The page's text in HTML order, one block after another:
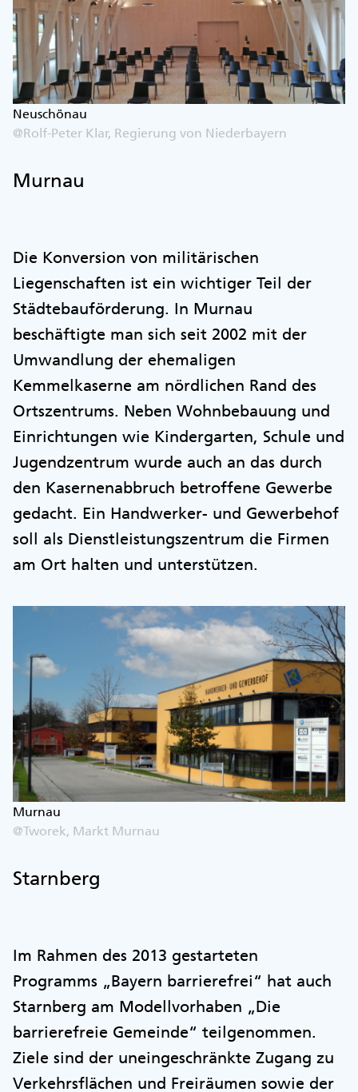
Neuschönau
@Rolf-Peter Klar, Regierung von Niederbayern
Murnau
Die Konversion von militärischen
Liegenschaften ist ein wichtiger Teil der
Städtebauförderung. In Murnau
beschäftigte man sich seit 2002 mit der
Umwandlung der ehemaligen
Kemmelkaserne am nördlichen Rand des
Ortszentrums. Neben Wohnbebauung und
Einrichtungen wie Kindergarten, Schule und
Jugendzentrum wurde auch an das durch
den Kasernenabbruch betroffene Gewerbe
gedacht. Ein Handwerker- und Gewerbehof
soll als Dienstleistungszentrum die Firmen
am Ort halten und unterstützen.
Murnau
@Tworek, Markt Murnau
Starnberg
Im Rahmen des 2013 gestarteten
Programms „Bayern barrierefrei“ hat auch
Starnberg am Modellvorhaben „Die
barrierefreie Gemeinde“ teilgenommen.
Ziele sind der uneingeschränkte Zugang zu
Verkehrsflächen und Freiräumen sowie der